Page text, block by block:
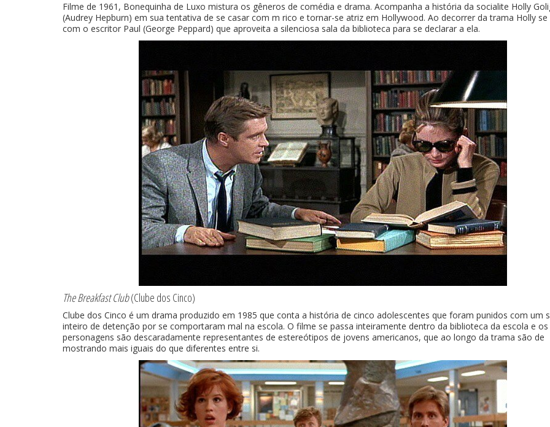
Filme de 1961, Bonequinha de Luxo mistura os gêneros de comédia e drama. Acompanha a história da socialite Holly
(Audrey Hepburn) em sua tentativa de se casar com m rico e tornar-se atriz em Hollywood. Ao decorrer da trama Holly se
com o escritor Paul (George Peppard) que aproveita a silenciosa sala da biblioteca para se declarar a ela.
The Breakfast Club(Clube dos Cinco)
Clube dos Cinco é um drama produzido em 1985 que conta a história de cinco adolescentes que foram punidos com um
inteiro de detenção por se comportaram mal na escola. O filme se passa inteiramente dentro da biblioteca da escola e os
personagens são descaradamente representantes de estereótipos de jovens americanos, que ao longo da trama são de
mostrando mais iguais do que diferentes entre si.